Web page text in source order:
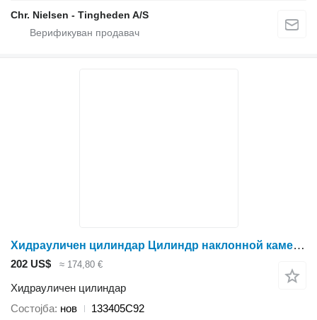
Chr. Nielsen - Tingheden A/S
Хидрауличен цилиндар Цилиндр наклонной камеры / Cylinder of an inclined chamber 133405C92 за комбајн за жито Case IH
202 US$ ≈ 174,80 €
Хидрауличен цилиндар
Состојба нов
133405C92